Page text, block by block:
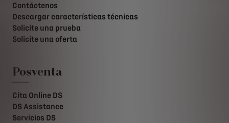
Contáctenos
Descargar características técnicas
Solicite una prueba
Solicite una oferta
Posventa
Cita Online DS
DS Assistance
Servicios DS